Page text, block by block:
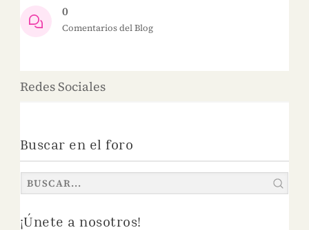
0
Comentarios del Blog
Redes Sociales
Buscar en el foro
¡Únete a nosotros!